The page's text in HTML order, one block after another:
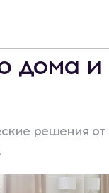
дома и
решения от